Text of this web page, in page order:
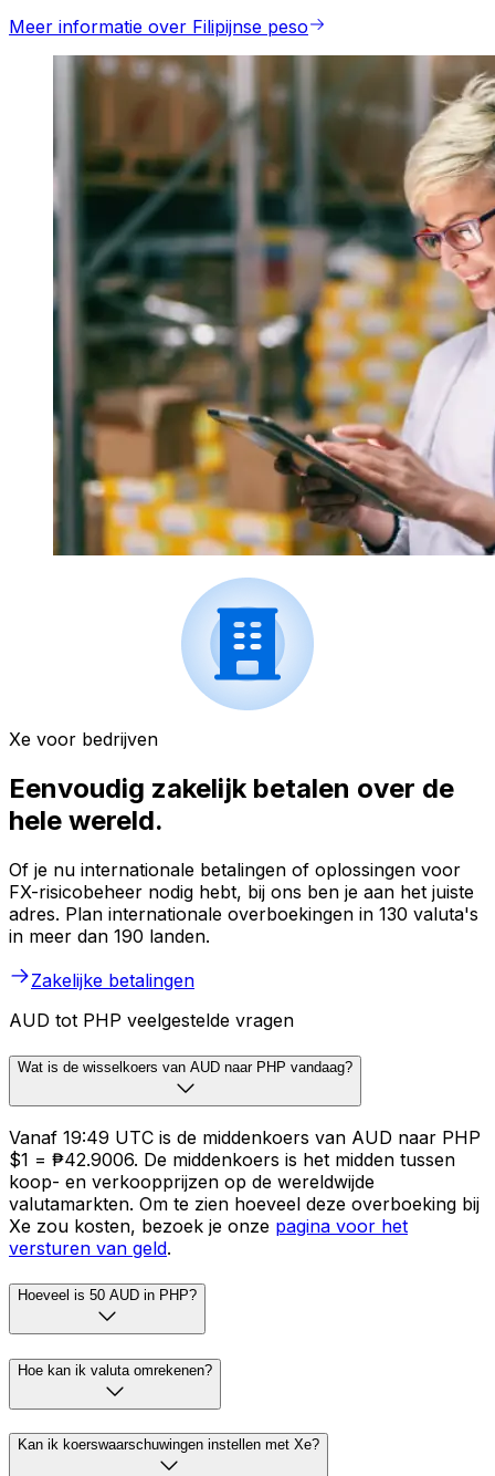
Meer informatie over Filipijnse peso
Xe voor bedrijven
Eenvoudig zakelijk betalen over de
hele wereld.
Of je nu internationale betalingen of oplossingen voor
FX-risicobeheer nodig hebt, bij ons ben je aan het juiste
adres. Plan internationale overboekingen in 130 valuta's
in meer dan 190 landen.
Zakelijke betalingen
AUD tot PHP veelgestelde vragen
Wat is de wisselkoers van AUD naar PHP vandaag?
Vanaf 19:49 UTC is de middenkoers van AUD naar PHP
$1 = ₱42.9006. De middenkoers is het midden tussen
koop- en verkoopprijzen op de wereldwijde
valutamarkten. Om te zien hoeveel deze overboeking bij
Xe zou kosten, bezoek je onze pagina voor het
versturen van geld.
Hoeveel is 50 AUD in PHP?
Hoe kan ik valuta omrekenen?
Kan ik koerswaarschuwingen instellen met Xe?